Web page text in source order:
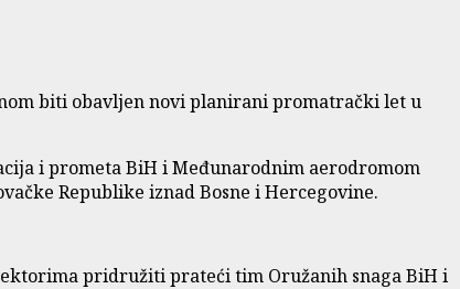
biti obavljen novi planirani promatrački let u
i prometa BiH i Međunarodnim aerodromom
Republike iznad Bosne i Hercegovine.
pridružiti prateći tim Oružanih snaga BiH i